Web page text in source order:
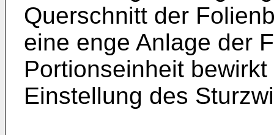
Querschnitt der
eine enge Anlage der
Portionseinheit
Einstellung des